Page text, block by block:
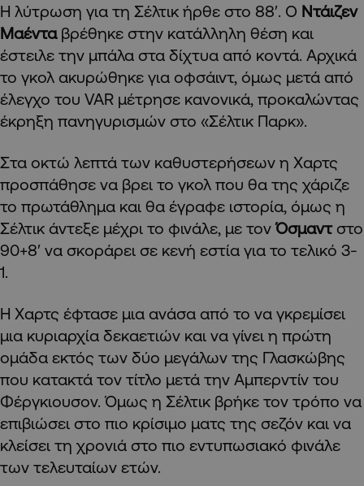
Η λύτρωση για τη Σέλτικ ήρθε στο 88′. Ο Ντάιζεν
Μαένταβρέθηκε στην κατάλληλη θέση και
έστειλε την μπάλα στα δίχτυα από κοντά. Αρχικά
το γκολ ακυρώθηκε για οφσάιντ, όμως μετά από
έλεγχο του VAR μέτρησε κανονικά, προκαλώντας
έκρηξη πανηγυρισμών στο «Σέλτικ Παρκ».
Στα οκτώ λεπτά των καθυστερήσεων η Χαρτς
προσπάθησε να βρει το γκολ που θα της χάριζε
το πρωτάθλημα και θα έγραφε ιστορία, όμως η
Σέλτικ άντεξε μέχρι το φινάλε, με τονΌσμαντστο
90+8′ να σκοράρει σε κενή εστία για το τελικό 3-
1.
Η Χαρτς έφτασε μια ανάσα από το να γκρεμίσει
μια κυριαρχία δεκαετιών και να γίνει η πρώτη
ομάδα εκτός των δύο μεγάλων της Γλασκώβης
που κατακτά τον τίτλο μετά την Αμπερντίν του
Φέργκιουσον. Όμως η Σέλτικ βρήκε τον τρόπο να
επιβιώσει στο πιο κρίσιμο ματς της σεζόν και να
κλείσει τη χρονιά στο πιο εντυπωσιακό φινάλε
των τελευταίων ετών.